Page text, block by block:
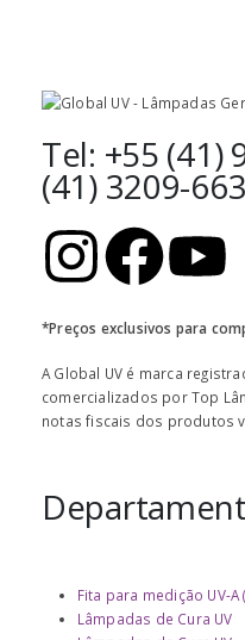
Tel: +55 (41)
(41) 3209-
*Preços exclusivos para
A Global UV é marca
comercializados por Top
notas fiscais dos produtos
Fita para medição UV-A
Lâmpadas de Cura UV